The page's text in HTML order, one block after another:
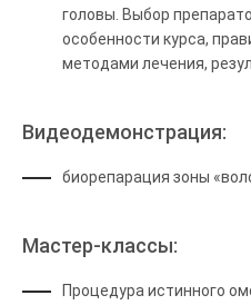
головы. Выбор
особенности курса,
методами лечения,
Видеодемонстрация:
биорепарация зоны
Мастер-классы:
Процедура истинного